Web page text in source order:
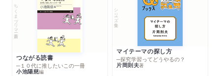
ちくまプリマー新書
つながる読書
─１０代に推したいこの一冊
小池陽慈編
シリーズ・全集
マイテーマの探し方
─探究学習ってどうやるの？
片岡則夫著